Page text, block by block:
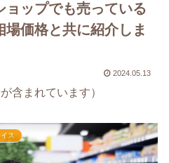
ョップでも売っている
価格と共に紹介しま
2024.05.13
含まれています）
ス